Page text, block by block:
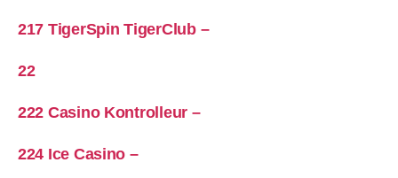
217 TigerSpin TigerClub –
22
222 Casino Kontrolleur –
224 Ice Casino –